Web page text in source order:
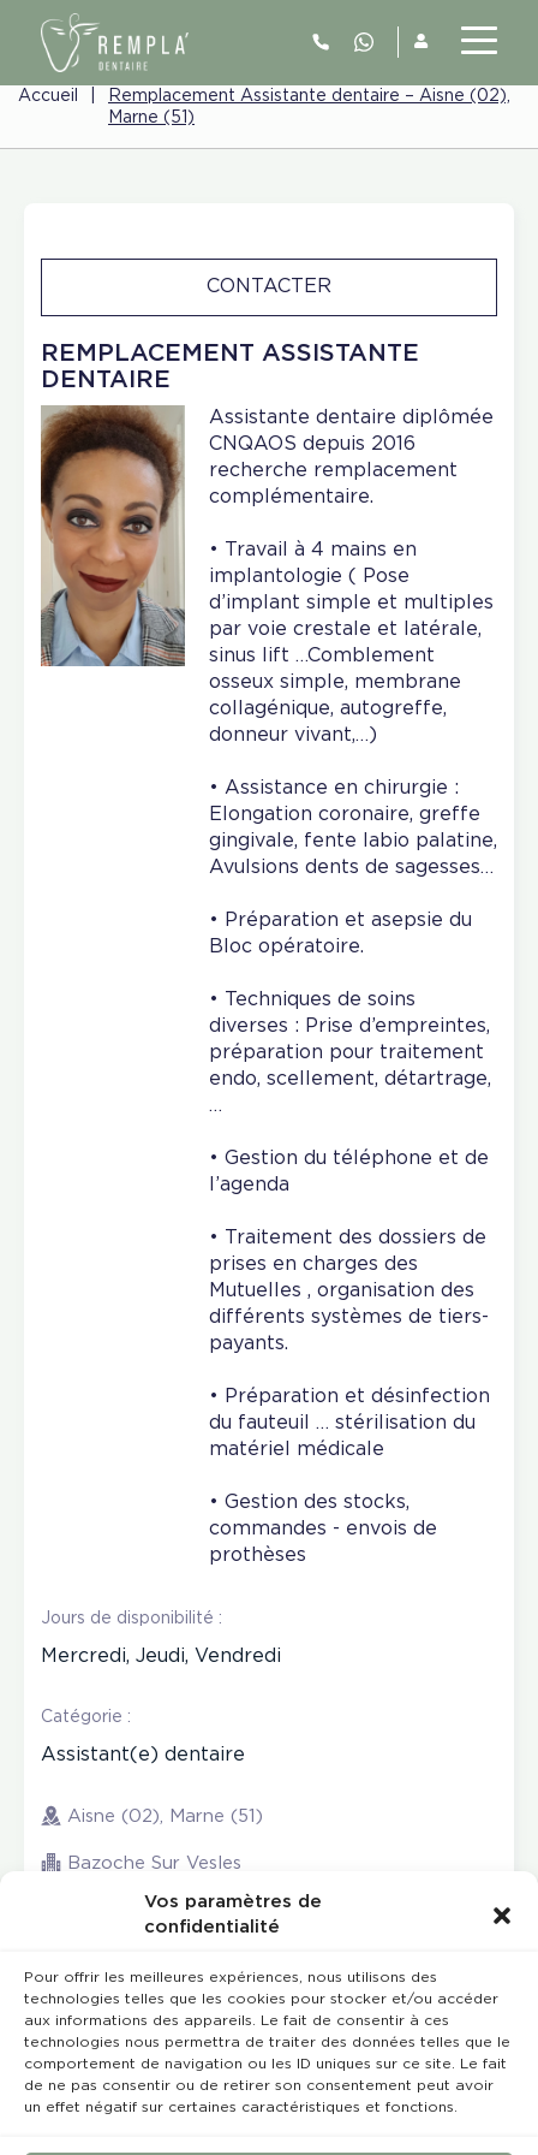
Vos paramètres de
confidentialité
Pour offrir les meilleures expériences, nous utilisons des
technologies telles que les cookies pour stocker et/ou accéder
aux informations des appareils. Le fait de consentir à ces
technologies nous permettra de traiter des données telles que le
comportement de navigation ou les ID uniques sur ce site. Le fait
de ne pas consentir ou de retirer son consentement peut avoir
un effet négatif sur certaines caractéristiques et fonctions.
Accueil
Remplacement Assistante dentaire – Aisne (02),
Marne (51)
REMPLACEMENT ASSISTANTE
DENTAIRE
CONTACTER
Assistante dentaire diplômée
CNQAOS depuis 2016
recherche remplacement
complémentaire.
• Travail à 4 mains en
implantologie ( Pose
d’implant simple et multiples
par voie crestale et latérale,
sinus lift …Comblement
osseux simple, membrane
collagénique, autogreffe,
donneur vivant,…)
• Assistance en chirurgie :
Elongation coronaire, greffe
gingivale, fente labio palatine,
Avulsions dents de sagesses…
• Préparation et asepsie du
Bloc opératoire.
• Techniques de soins
diverses : Prise d’empreintes,
préparation pour traitement
endo, scellement, détartrage,
…
• Gestion du téléphone et de
l’agenda
• Traitement des dossiers de
prises en charges des
Mutuelles , organisation des
différents systèmes de tiers-
payants.
• Préparation et désinfection
du fauteuil … stérilisation du
matériel médicale
• Gestion des stocks,
commandes - envois de
prothèses
Jours de disponibilité :
Mercredi, Jeudi, Vendredi
Catégorie :
Assistant(e) dentaire
Aisne (02), Marne (51)
Bazoche Sur Vesles
Rempla’Dentaire © 2023 Tous droits réservés